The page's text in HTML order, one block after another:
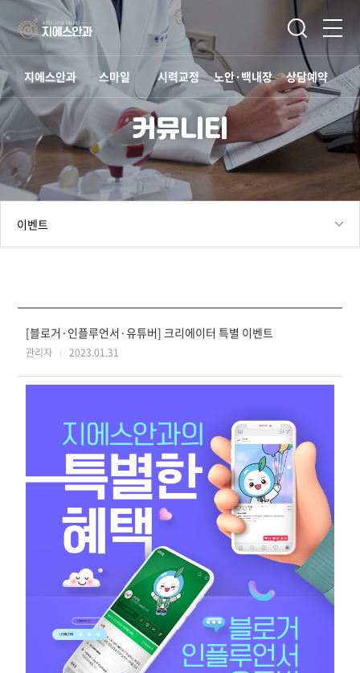
지에스안과 스마일 시력교정 노안·백내장 상담예약
커뮤니티
[블로거·인플루언서·유튜버] 크리에이터 특별 이벤트
관리자 2023.01.31